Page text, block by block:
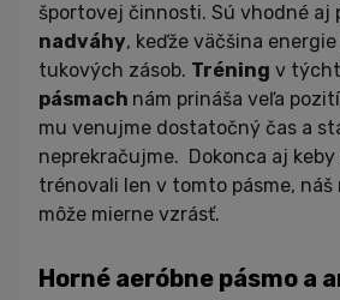
športovej činnosti. Sú vhodné aj
nadváhy, keďže väčšina
tukových zásob. Tréning v
pásmach nám prináša veľa
mu venujme dostatočný čas a
neprekračujme. Dokonca aj
trénovali len v tomto pásme, náš
môže mierne vzrásť.
Horné aeróbne pásmo a